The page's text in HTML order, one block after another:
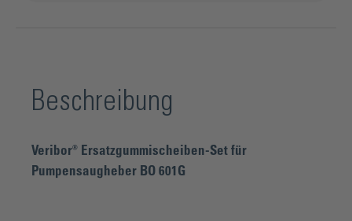
Beschreibung
Veribor® Ersatzgummischeiben-Set für
Pumpensaugheber BO 601G